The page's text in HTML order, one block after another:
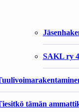
Elinkeinokalatalouden
Kalat ja kalatalous
Vahinkoeläimet
tämän
SAKL ry